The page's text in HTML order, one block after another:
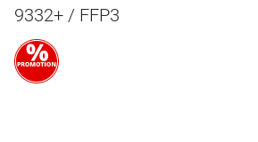
9332+ / FFP3